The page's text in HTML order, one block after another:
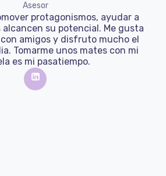
Asesor
protagonismos, ayudar a
alcancen su potencial. Me gusta
amigos y disfruto mucho el
Tomarme unos mates con mi
es mi pasatiempo.